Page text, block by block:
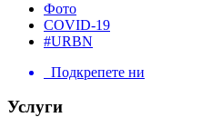
Фото
COVID-19
#URBN
Подкрепете ни
Услуги